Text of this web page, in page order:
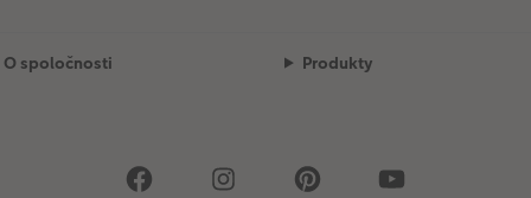
O spoločnosti Produkty